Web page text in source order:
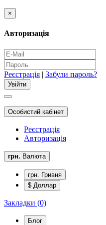
×
Авторизація
Реєстрація | Забули пароль?
Особистий кабінет
Реєстрація
Авторизація
грн. Валюта
грн. Гривня
$ Доллар
Закладки (0)
Блог